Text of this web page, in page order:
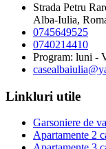
Strada Petru
Alba-Iulia,
0745649525
0740214410
Program: luni -
Linkluri utile
Garsoniere de
Apartamente 2